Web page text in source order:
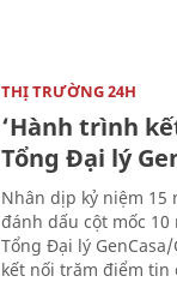
THỊ TRƯỜNG 24H
‘Hành trình
Tổng Đại lý
Nhân dịp kỷ niệm
đánh dấu cột mốc
Tổng Đại lý
kết nối trăm điểm tin